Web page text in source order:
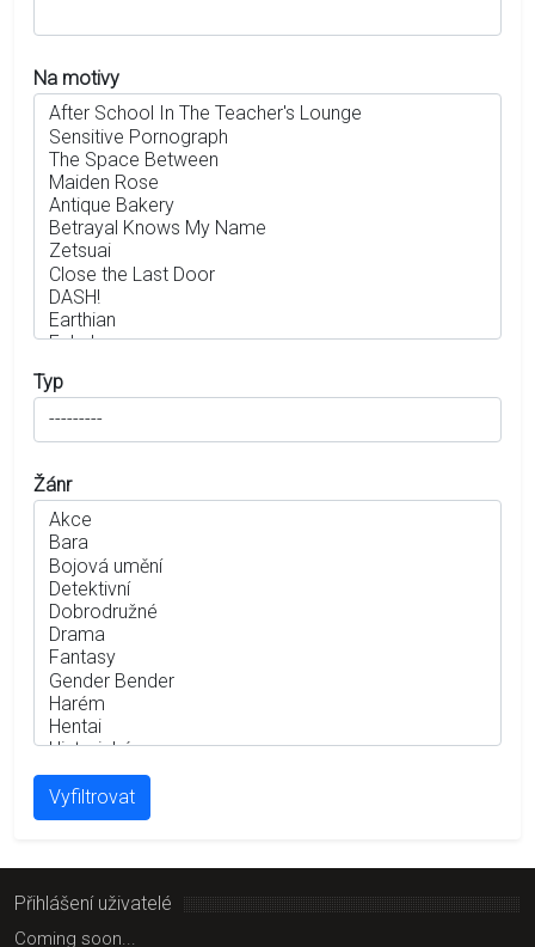
Na motivy
Typ
Žánr
Vyfiltrovat
Přihlášení uživatelé
Coming soon...